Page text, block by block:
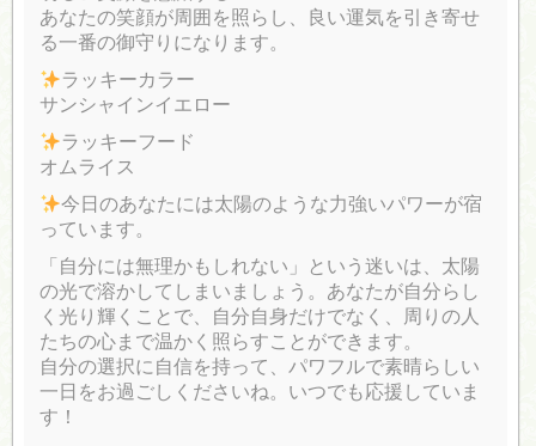
あなたの笑顔が周囲を照らし、良い運気を引き寄せ
る一番の御守りになります。
ラッキーカラー
サンシャインイエロー
ラッキーフード
オムライス
今日のあなたには太陽のような力強いパワーが宿
っています。
「自分には無理かもしれない」という迷いは、太陽
の光で溶かしてしまいましょう。あなたが自分らし
く光り輝くことで、自分自身だけでなく、周りの人
たちの心まで温かく照らすことができます。
自分の選択に自信を持って、パワフルで素晴らしい
一日をお過ごしくださいね。いつでも応援していま
す！